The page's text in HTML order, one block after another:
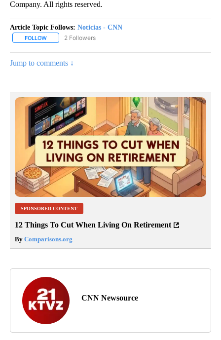
Company. All rights reserved.
Article Topic Follows: Noticias - CNN
FOLLOW FOLLOW "NOTICIAS - CNN" TO RECEIVE NOTIFICATIONS ABOUT
2 Followers
Jump to comments ↓
SPONSORED CONTENT
12 Things To Cut When Living On Retirement
By Comparisons.org
CNN Newsource